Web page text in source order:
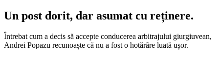
Un post dorit, dar asumat cu reținere.
Întrebat cum a decis să accepte conducerea arbitrajului giurgiuvean,
Andrei Popazu recunoaște că nu a fost o hotărâre luată ușor.